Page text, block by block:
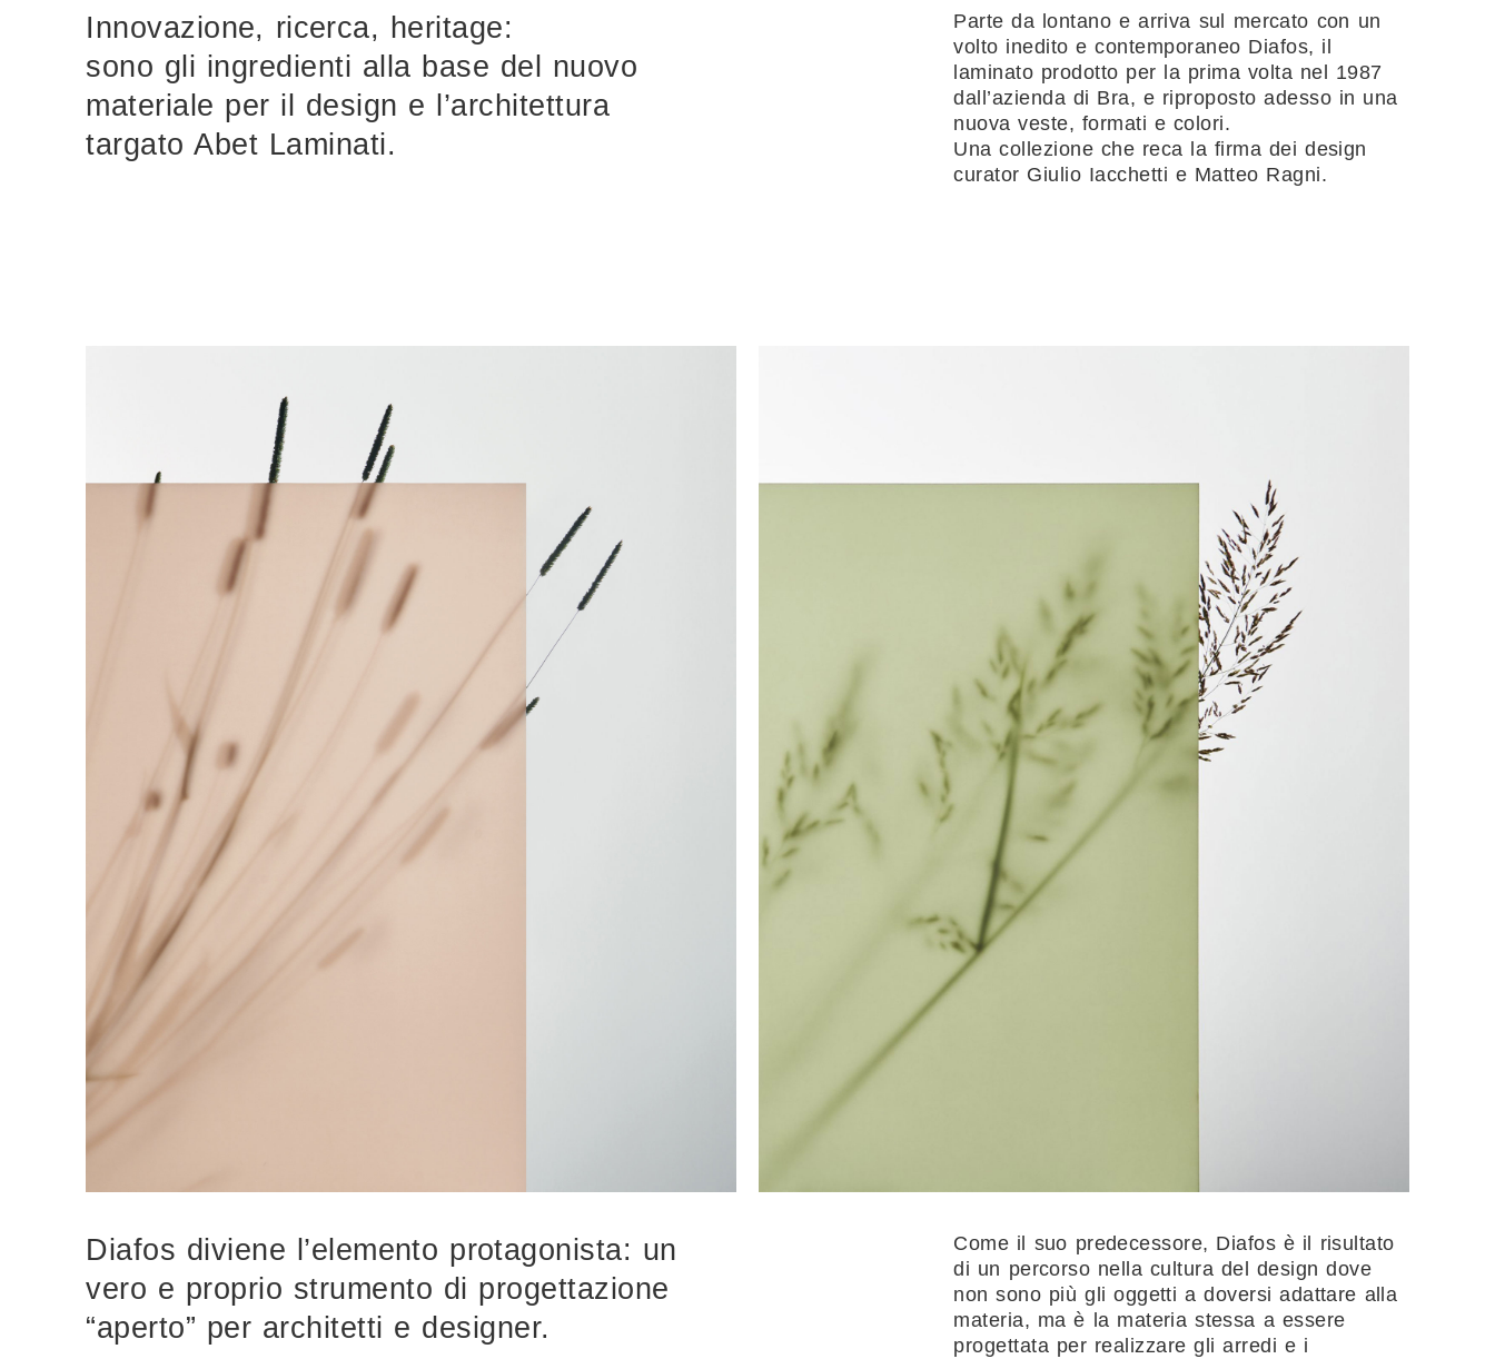
Innovazione, ricerca, heritage:
sono gli ingredienti alla base del nuovo
materiale per il design e l’architettura
targato Abet Laminati.
Parte da lontano e arriva sul mercato con un
volto inedito e contemporaneo Diafos, il
laminato prodotto per la prima volta nel 1987
dall’azienda di Bra, e riproposto adesso in una
nuova veste, formati e colori.
Una collezione che reca la firma dei design
curator Giulio Iacchetti e Matteo Ragni.
Diafos diviene l’elemento protagonista: un
vero e proprio strumento di progettazione
“aperto” per architetti e designer.
Come il suo predecessore, Diafos è il risultato
di un percorso nella cultura del design dove
non sono più gli oggetti a doversi adattare alla
materia, ma è la materia stessa a essere
progettata per realizzare gli arredi e i